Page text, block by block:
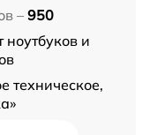
– 950
ноутбуков и
техническое,